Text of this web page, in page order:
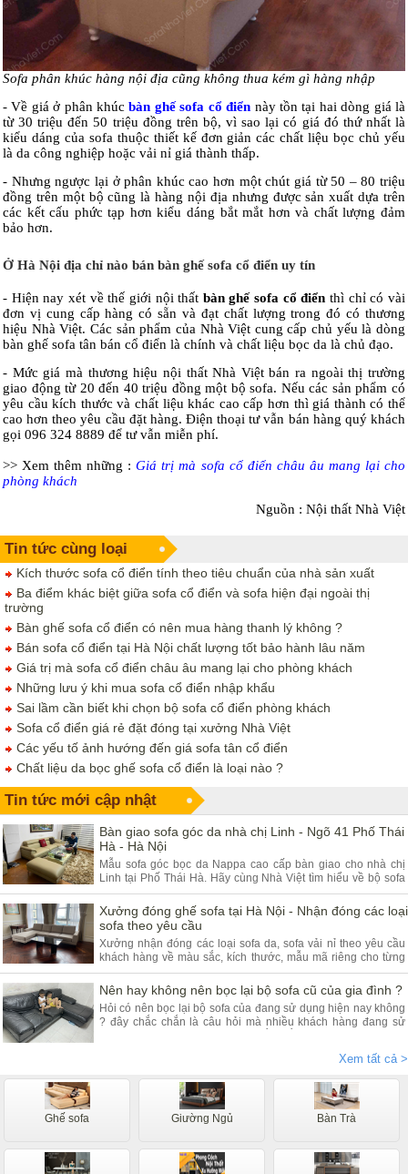
Sofa phân khúc hàng nội địa cũng không thua kém gì hàng nhập
- Về giá ở phân khúcbàn ghế sofa cổ điển này tồn tại hai dòng giá là
từ 30 triệu đến 50 triệu đồng trên bộ, vì sao lại có giá đó thứ nhất là
kiểu dáng của sofa thuộc thiết kế đơn giản các chất liệu bọc chủ yếu
là da công nghiệp hoặc vải nỉ giá thành thấp.
- Nhưng ngược lại ở phân khúc cao hơn một chút giá từ 50 – 80 triệu
đồng trên một bộ cũng là hàng nội địa nhưng được sản xuất dựa trên
các kết cấu phức tạp hơn kiểu dáng bắt mắt hơn và chất lượng đảm
bảo hơn.
Ở Hà Nội địa chỉ nào bán bàn ghế sofa cổ điển uy tín
- Hiện nay xét về thế giới nội thất bàn ghế sofa cổ điển thì chỉ có vài
đơn vị cung cấp hàng có sẵn và đạt chất lượng trong đó có thương
hiệu Nhà Việt. Các sản phẩm của Nhà Việt cung cấp chủ yếu là dòng
bàn ghế sofa tân bán cổ điển là chính và chất liệu bọc da là chủ đạo.
- Mức giá mà thương hiệu nội thất Nhà Việt bán ra ngoài thị trường
giao động từ 20 đến 40 triệu đồng một bộ sofa. Nếu các sản phẩm có
yêu cầu kích thước và chất liệu khác cao cấp hơn thì giá thành có thể
cao hơn theo yêu cầu đặt hàng. Điện thoại tư vẫn bán hàng quý khách
gọi 096 324 8889 để tư vẫn miễn phí.
>> Xem thêm những :Giá trị mà sofa cổ điển châu âu mang lại cho
phòng khách
Nguồn : Nội thất Nhà Việt
Tin tức cùng loại
Kích thước sofa cổ điển tính theo tiêu chuẩn của nhà sản xuất
Ba điểm khác biệt giữa sofa cổ điển và sofa hiện đại ngoài thị
trường
Bàn ghế sofa cổ điển có nên mua hàng thanh lý không ?
Bán sofa cổ điển tại Hà Nội chất lượng tốt bảo hành lâu năm
Giá trị mà sofa cổ điển châu âu mang lại cho phòng khách
Những lưu ý khi mua sofa cổ điển nhập khẩu
Sai lầm cần biết khi chọn bộ sofa cổ điển phòng khách
Sofa cổ điển giá rẻ đặt đóng tại xưởng Nhà Việt
Các yếu tố ảnh hướng đến giá sofa tân cổ điển
Chất liệu da bọc ghế sofa cổ điển là loại nào ?
Tin tức mới cập nhật
Bàn giao sofa góc da nhà chị Linh - Ngõ 41 Phố Thái
Hà - Hà Nội
Mẫu sofa góc bọc da Nappa cao cấp bàn giao cho nhà chị
Linh tại Phố Thái Hà. Hãy cùng Nhà Việt tìm hiểu về bộ sofa
góc da và ưu điểm của sản phẩm.
Xưởng đóng ghế sofa tại Hà Nội - Nhận đóng các loại
sofa theo yêu cầu
Xưởng nhận đóng các loại sofa da, sofa vải nỉ theo yêu cầu
khách hàng về màu sắc, kích thước, mẫu mã riêng cho từng
khách hàng. Quý khách đang có nhu cầu tìm xưởng sofa hãy
tham khảo bài viết dưới đây.
Nên hay không nên bọc lại bộ sofa cũ của gia đình ?
Hỏi có nên bọc lại bộ sofa của đang sử dụng hiện nay không
? đây chắc chắn là câu hỏi mà nhiều khách hàng đang sử
Xem tất cả >
Ghế sofa Giường Ngủ Bàn Trà